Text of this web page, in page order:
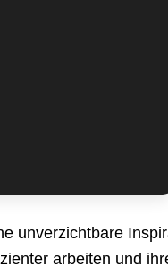
unverzichtbare
arbeiten und